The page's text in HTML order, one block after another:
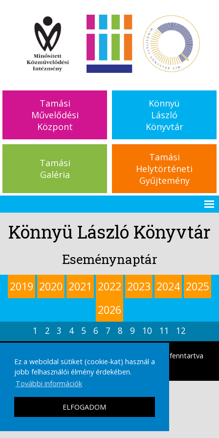
Ez a weboldal sütiket (cookie-kat) használ a
jobb felhasználói élmény érdekében.
További információk
ELFOGADOM
Tamási
Művelődési
Központ
Könnyü
László
Könyvtár
Tamási
Galéria
Tamási
Helytörténeti
Gyűjtemény
Könnyü László Könyvtár
Eseménynaptár
2019 2020 2021 2022 2023 2024 2025
2026
1 2 3 4 5 6 7 8 9 10 11 12
Copyright © 2026 Minden Jog fenntartva
IMPRESSZUM| ADATVÉDELMI TÁJÉKOZTATÓ